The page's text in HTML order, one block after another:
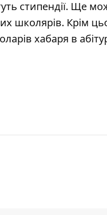
стипендії. Ще
школярів. Крім
хабаря в